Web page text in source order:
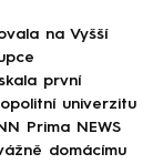
na Vyšší
první
univerzitu
Prima NEWS
domácímu